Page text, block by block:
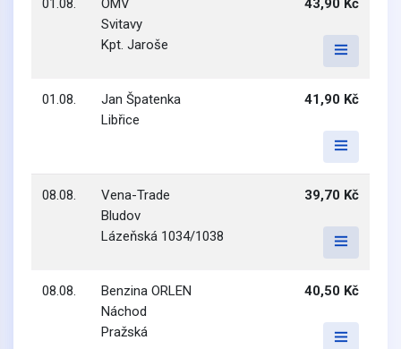
01.08.
OMV
Svitavy
Kpt. Jaroše
43,90 Kč
01.08.
Jan Špatenka
Libřice
41,90 Kč
08.08.
Vena-Trade
Bludov
Lázeňská 1034/1038
39,70 Kč
08.08.
Benzina ORLEN
Náchod
Pražská
40,50 Kč